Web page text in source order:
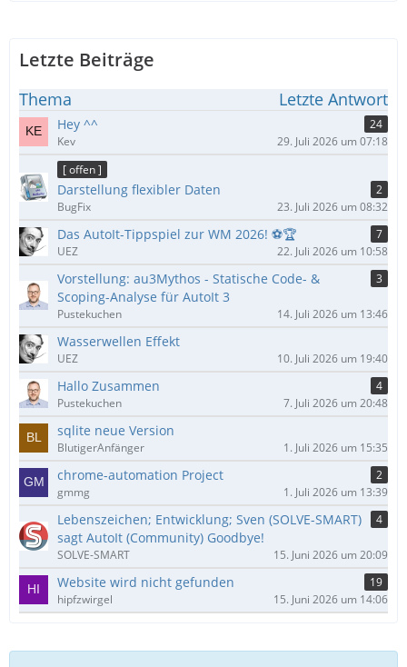
Letzte Beiträge
Thema Letzte Antwort
Hey ^^
24
Kev
29. Juli 2026 um 07:18
[ offen ]
Darstellung flexibler Daten
2
BugFix
23. Juli 2026 um 08:32
Das AutoIt-Tippspiel zur WM 2026! ⚽🏆
7
UEZ
22. Juli 2026 um 10:58
Vorstellung: au3Mythos - Statische Code- &
Scoping-Analyse für AutoIt 3
3
Pustekuchen 14. Juli 2026 um 13:46
Wasserwellen Effekt
UEZ 10. Juli 2026 um 19:40
Hallo Zusammen
4
Pustekuchen
7. Juli 2026 um 20:48
sqlite neue Version
BlutigerAnfänger 1. Juli 2026 um 15:35
chrome-automation Project
2
gmmg
1. Juli 2026 um 13:39
Lebenszeichen; Entwicklung; Sven (SOLVE-SMART)
sagt AutoIt (Community) Goodbye!
4
SOLVE-SMART 15. Juni 2026 um 20:09
Website wird nicht gefunden
19
hipfzwirgel
15. Juni 2026 um 14:06